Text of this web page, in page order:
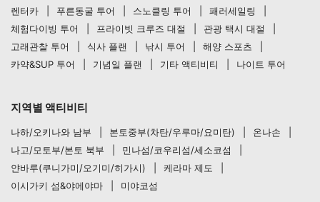
렌터카
푸른동굴 투어 스노클링 투어
패러세일링
체험다이빙 투어
프라이빗 크루즈 대절
관광 택시 대절
고래관찰 투어
식사 플랜 낚시 투어
해양 스포츠
카약&SUP 투어
기념일 플랜 기타 액티비티 나이트 투어
지역별 액티비티
나하/오키나와 남부 본토중부(차탄/우루마/요미탄)
온나손
나고/모토부/본토 북부
민나섬/코우리섬/세소코섬
얀바루(쿠니가미/오기미/히가시)
케라마 제도
이시가키 섬&야에야마
미야코섬